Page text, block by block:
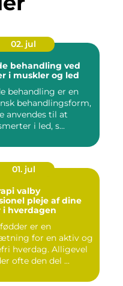
02. jul
behandling ved
i muskler og led
behandling er en
behandlingsform,
anvendes til at
i led, s...
01. jul
valby
pleje af dine
i hverdagen
er en
for en aktiv og
hverdag. Alligevel
ofte den del ...